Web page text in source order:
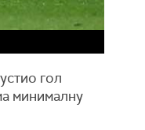
гол
минималну